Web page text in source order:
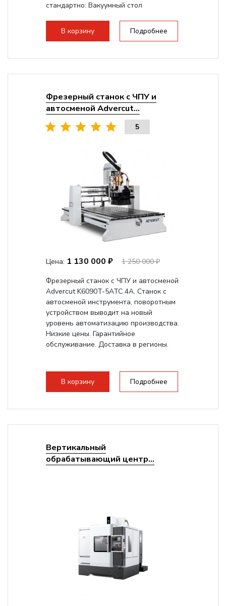
стандартно: Вакуумный стол
Мощность инвертора:
10500 Вт
Охлаждение шпинделя:Воздушное
В корзину Подробнее
Фрезерный станок с ЧПУ и
автосменой Advercut...
5
Цена: 1 130 000 ₽
1 250 000 ₽
Фрезерный станок с ЧПУ и автосменой
Advercut K6090T-5ATC 4A. Станок с
автосменой инструмента, поворотным
устройством выводит на новый
уровень автоматизацию производства.
Низкие цены. Гарантийное
обслуживание. Доставка в регионы.
В корзину Подробнее
Вертикальный
обрабатывающий центр...